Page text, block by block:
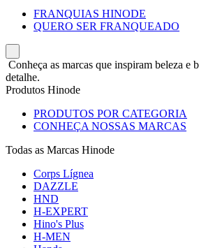
FRANQUIAS HINODE
QUERO SER FRANQUEADO
Conheça as marcas que inspiram beleza e
detalhe.
Produtos Hinode
PRODUTOS POR CATEGORIA
CONHEÇA NOSSAS MARCAS
Todas as Marcas Hinode
Corps Lígnea
DAZZLE
HND
H-EXPERT
Hino's Plus
H-MEN